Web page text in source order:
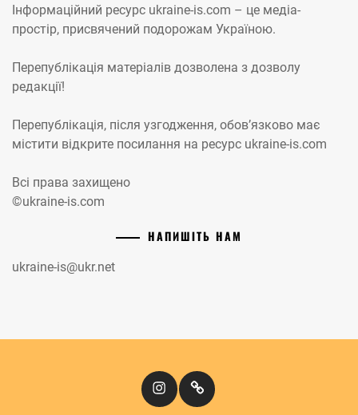
Інформаційний ресурс ukraine-is.com – це медіа-
простір, присвячений подорожам Україною.
Перепублікація матеріалів дозволена з дозволу
редакції!
Перепублікація, після узгодження, обов’язково має
містити відкрите посилання на ресурс ukraine-is.com
Всі права захищено
©ukraine-is.com
НАПИШІТЬ НАМ
ukraine-is@ukr.net
InstagramКіномандри